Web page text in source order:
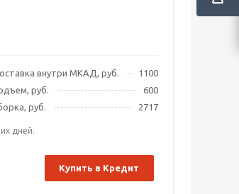
внутри МКАД, руб.
1100
руб.
600
руб.
2717
дней.
Купить в Кредит